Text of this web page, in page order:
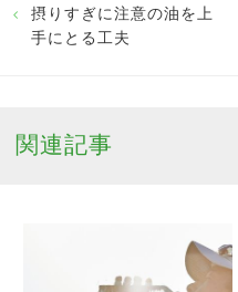
摂りすぎに注意の油を上
手にとる工夫
関連記事